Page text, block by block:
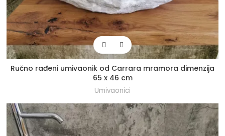
Ručno rađeni umivaonik od Carrara mramora dimenzija
65 x 46 cm
Umivaonici